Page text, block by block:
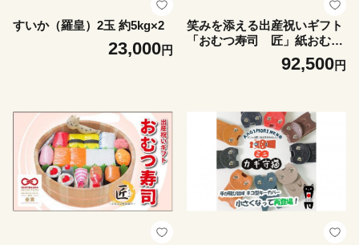
すいか（羅皇）2玉 約5kg×2
23,000円
笑みを添える出産祝いギフト
「おむつ寿司 匠」紙おむつ
Sサイズ メッセージカード
92,500円